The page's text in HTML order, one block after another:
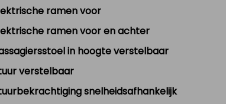
ramen voor
ramen voor en achter
in hoogte verstelbaar
verstelbaar
snelheidsafhankelijk